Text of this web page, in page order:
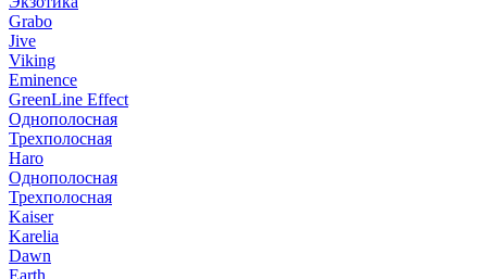
Grabo
Jive
Viking
Eminence
GreenLine Effect
Однополосная
Трехполосная
Haro
Однополосная
Трехполосная
Kaiser
Karelia
Dawn
Earth